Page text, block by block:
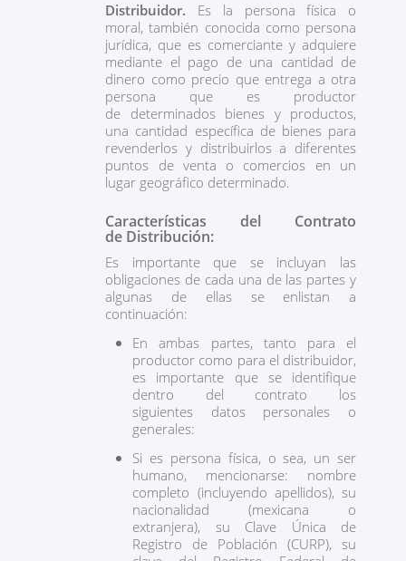
Distribuidor. Es la persona física o
moral, también conocida como persona
jurídica, que es comerciante y adquiere
mediante el pago de una cantidad de
dinero como precio que entrega a otra
persona que es productor
de determinados bienes y productos,
una cantidad específica de bienes para
revenderlos y distribuirlos a diferentes
puntos de venta o comercios en un
lugar geográfico determinado.
Características del Contrato
de Distribución:
Es importante que se incluyan las
obligaciones de cada una de las partes y
algunas de ellas se enlistan a
continuación:
En ambas partes, tanto para el
productor como para el distribuidor,
es importante que se identifique
dentro del contrato los
siguientes datos personales o
generales:
Si es persona física, o sea, un ser
humano, mencionarse: nombre
completo (incluyendo apellidos), su
nacionalidad (mexicana o
extranjera), su Clave Única de
Registro de Población (CURP), su